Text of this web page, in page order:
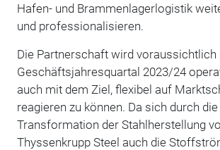
Hafen- und Brammenlagerlogistik
und professionalisieren.
Die Partnerschaft wird voraussichtlich
Geschäftsjahresquartal 2023/24
auch mit dem Ziel, flexibel auf
reagieren zu können. Da sich durch die
Transformation der Stahlherstellung
Thyssenkrupp Steel auch die